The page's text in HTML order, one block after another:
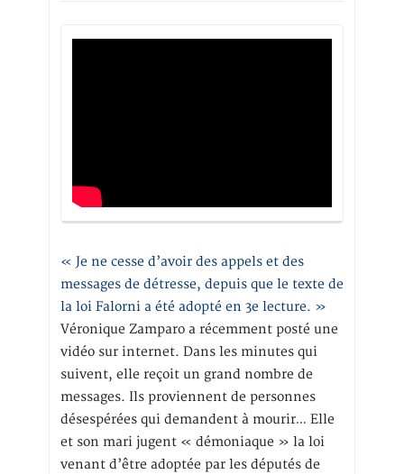
« Je ne cesse d’avoir des appels et des
messages de détresse, depuis que le texte de
la loi Falorni a été adopté en 3e lecture. »
Véronique Zamparo a récemment posté une
vidéo sur internet. Dans les minutes qui
suivent, elle reçoit un grand nombre de
messages. Ils proviennent de personnes
désespérées qui demandent à mourir… Elle
et son mari jugent « démoniaque » la loi
venant d’être adoptée par les députés de